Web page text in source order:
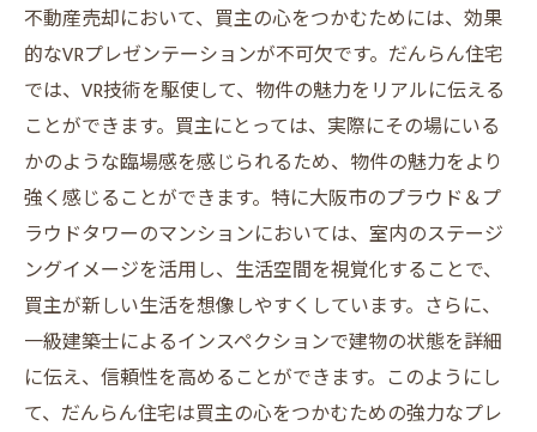
不動産売却において、買主の心をつかむためには、効果
的なVRプレゼンテーションが不可欠です。だんらん住宅
では、VR技術を駆使して、物件の魅力をリアルに伝える
ことができます。買主にとっては、実際にその場にいる
かのような臨場感を感じられるため、物件の魅力をより
強く感じることができます。特に大阪市のプラウド＆プ
ラウドタワーのマンションにおいては、室内のステージ
ングイメージを活用し、生活空間を視覚化することで、
買主が新しい生活を想像しやすくしています。さらに、
一級建築士によるインスペクションで建物の状態を詳細
に伝え、信頼性を高めることができます。このようにし
て、だんらん住宅は買主の心をつかむための強力なプレ